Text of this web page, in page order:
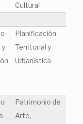
Cultural
y
Planificación
Territorial y
Urbanística
Patrimonio de
Arte,